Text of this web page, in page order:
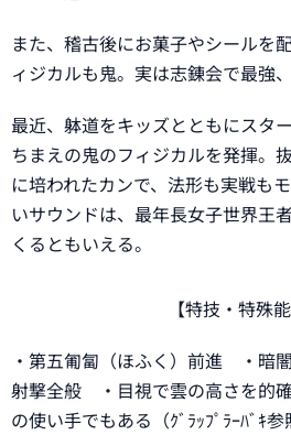
また、稽古後にお菓子やシールを
ィジカルも鬼。実は志錬会で最強
最近、躰道をキッズとともにスタ
ちまえの鬼のフィジカルを発揮。
に培われたカンで、法形も実戦も
いサウンドは、最年長女子世界王
くるともいえる。
【特技・特殊能
・第五匍匐（ほふく）前進 ・暗
射撃全般 ・目視で雲の高さを
の使い手でもある（ｸﾞﾗｯﾌﾟﾗｰﾊﾞｷ参